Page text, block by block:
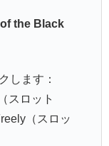
the Black
します：
スロット
（スロッ